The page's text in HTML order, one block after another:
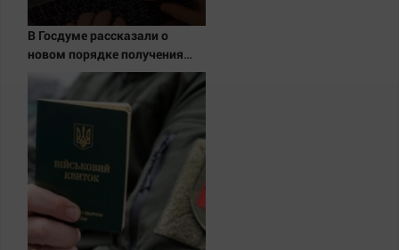
В Госдуме рассказали о
новом порядке получения
квитанций за ЖКУ